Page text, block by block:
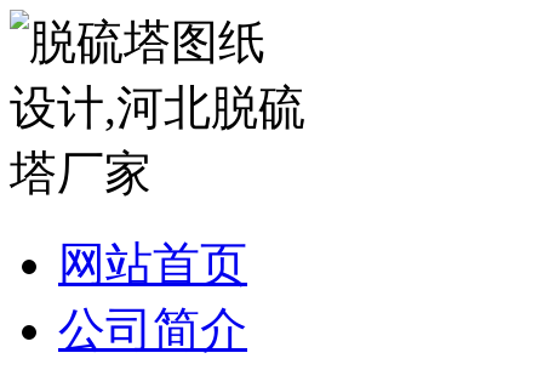
网站首页
公司简介